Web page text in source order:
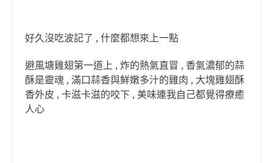
好久沒吃波記了 , 什麼都想來上一點
避風塘雞翅第一道上 , 炸的熱氣直冒 , 香氣濃郁的蒜
酥是靈魂 , 滿口蒜香與鮮嫩多汁的雞肉 , 大塊雞翅酥
香外皮 , 卡滋卡滋的咬下 , 美味連我自己都覺得療癒
人心